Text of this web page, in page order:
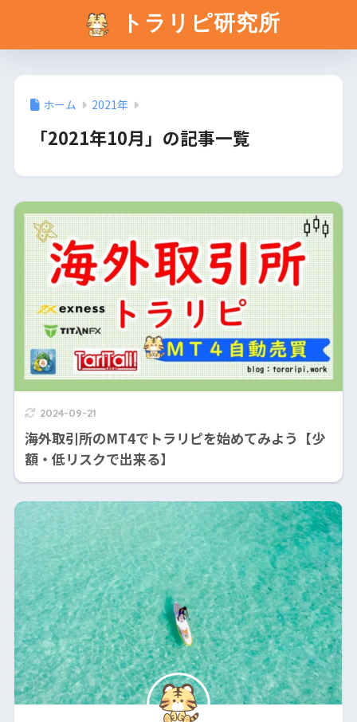
トラリピ研究所
ホーム 2021年
「2021年10月」の記事一覧
2024-09-21
海外取引所のMT4でトラリピを始めてみよう【少
額・低リスクで出来る】